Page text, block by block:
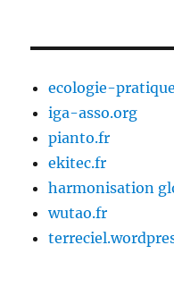
ecologie-
iga-asso.org
pianto.fr
ekitec.fr
harmonisation
wutao.fr